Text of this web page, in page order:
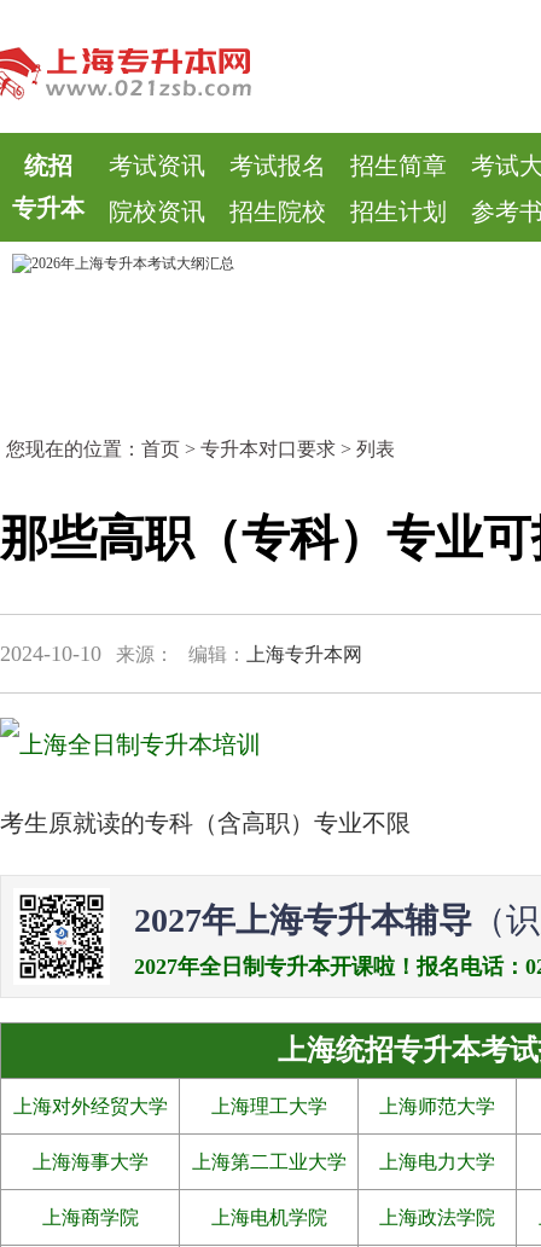
统招
专升本
考试资讯 考试报名 招生简章
考试
院校资讯
招生院校 招生计划 参考
您现在的位置： 首页 > 专升本对口要求 > 列表
那些高职（专科）专业
2024-10-10 来源： 编辑： 上海专升本网
考生原就读的专科（含高职）专业不限
2027年上海专升本辅导 （
2027年全日制专升本开课啦！报名电话：
上海统招专升本考
上海对外经贸大学 上海理工大学 上海师范大学
上海海事大学 上海第二工业大学 上海电力大学
上海商学院 上海电机学院 上海政法学院